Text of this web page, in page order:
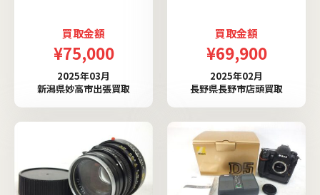
買取金額
¥75,000
2025年03月
新潟県妙高市出張買取
買取金額
¥69,900
2025年02月
長野県長野市店頭買取